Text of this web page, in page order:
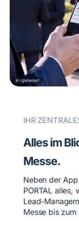
KI-generiert
IHR
Alles im
Messe.
Neben der
PORTAL alles,
Lead-
Messe bis